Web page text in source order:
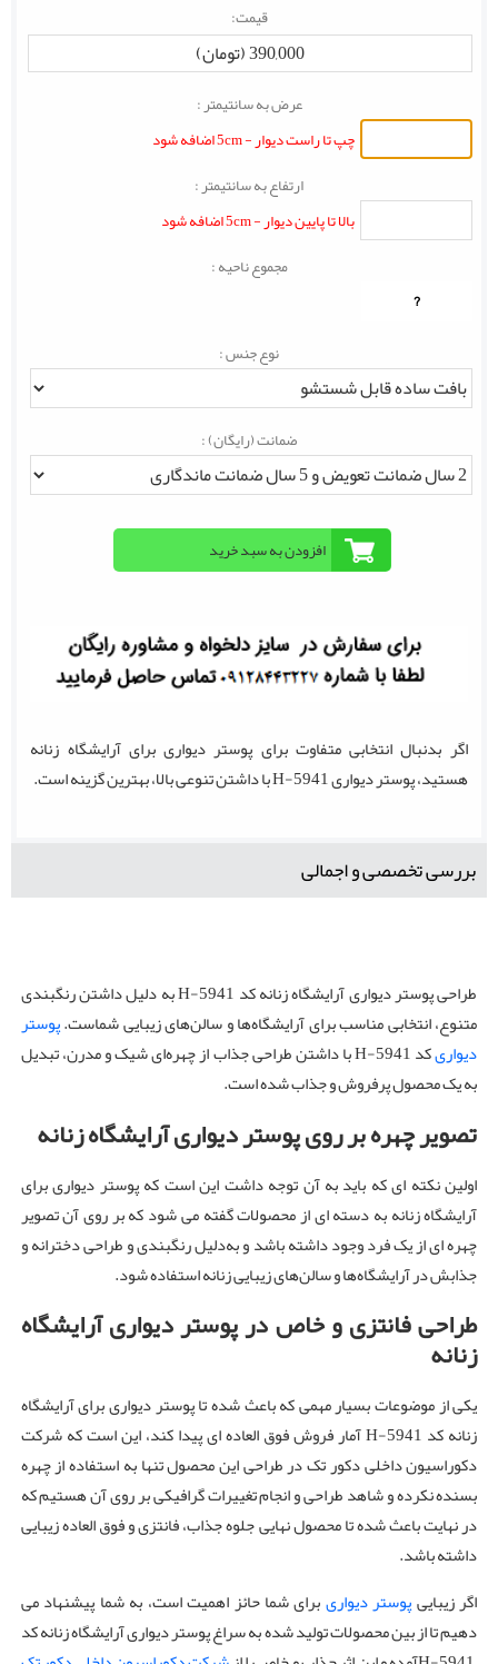
قیمت:
390,000 (تومان)
عرض به سانتیمتر :
چپ تا راست دیوار - 5cm اضافه شود
ارتفاع به سانتیمتر :
بالا تا پایین دیوار - 5cm اضافه شود
مجموع ناحیه :
?
نوع جنس :
ضمانت (رایگان) :
اگر بدنبال انتخابی متفاوت برای پوستر دیواری برای آرایشگاه زنانه
هستید، پوستر دیواری H-5941 با داشتن تنوعی بالا، بهترین گزینه است.
بررسی تخصصی و اجمالی
طراحی پوستر دیواری آرایشگاه زنانه کد H-5941 به دلیل داشتن رنگبندی
متنوع، انتخابی مناسب برای آرایشگاه‌ها و سالن‌های زیبایی شماست.پوستر
دیواری
کد H-5941 با داشتن طراحی جذاب از چهره‌ای شیک و مدرن، تبدیل
به یک محصول پرفروش و جذاب شده است.
تصویر چهره بر روی پوستر دیواری آرایشگاه زنانه
اولین نکته ای که باید به آن توجه داشت این است که پوستر دیواری برای
آرایشگاه زنانه به دسته ای از محصولات گفته می شود که بر روی آن تصویر
چهره ای از یک فرد وجود داشته باشد و به‌دلیل رنگبندی و طراحی دخترانه و
جذابش در آرایشگاه‌ها و سالن‌های زیبایی زنانه استفاده شود.
طراحی فانتزی و خاص در پوستر دیواری آرایشگاه
زنانه
یکی از موضوعات بسیار مهمی که باعث شده تا پوستر دیواری برای آرایشگاه
زنانه کد H-5941 آمار فروش فوق العاده ای پیدا کند، این است که شرکت
دکوراسیون داخلی دکور تک در طراحی این محصول تنها به استفاده از چهره
بسنده نکرده و شاهد طراحی و انجام تغییرات گرافیکی بر روی آن هستیم که
در نهایت باعث شده تا محصول نهایی جلوه جذاب، فانتزی و فوق العاده زیبایی
داشته باشد.
اگر زیباییپوستر دیواریبرای شما حائز اهمیت است، به شما پیشنهاد می
دهیم تا از بین محصولات تولید شده به سراغ پوستر دیواری آرایشگاه زنانه کد